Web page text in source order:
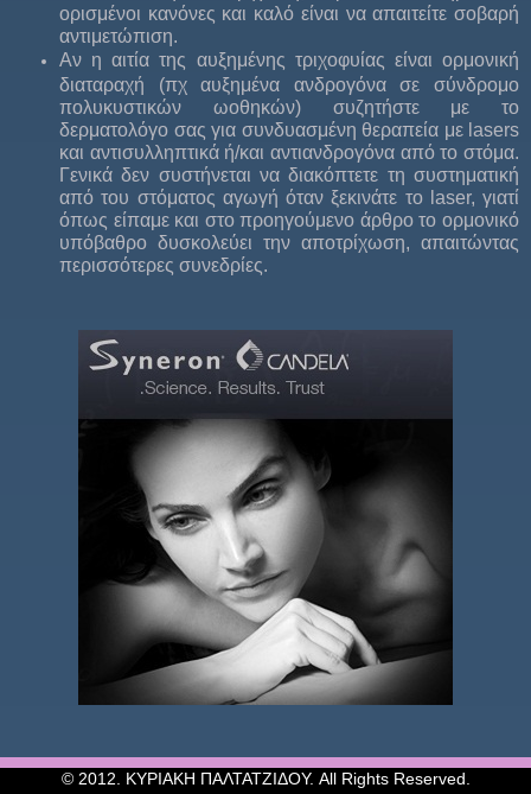
ορισμένοι κανόνες και καλό είναι να απαιτείτε σοβαρή
αντιμετώπιση.
Αν η αιτία της αυξημένης τριχοφυίας είναι ορμονική
διαταραχή (πχ αυξημένα ανδρογόνα σε σύνδρομο
πολυκυστικών ωοθηκών) συζητήστε με το
δερματολόγο σας για συνδυασμένη θεραπεία με lasers
και αντισυλληπτικά ή/και αντιανδρογόνα από το στόμα.
Γενικά δεν συστήνεται να διακόπτετε τη συστηματική
από του στόματος αγωγή όταν ξεκινάτε το laser, γιατί
όπως είπαμε και στο προηγούμενο άρθρο το ορμονικό
υπόβαθρο δυσκολεύει την αποτρίχωση, απαιτώντας
περισσότερες συνεδρίες.
© 2012. ΚΥΡΙΑΚΗ ΠΑΛΤΑΤΖΙΔΟΥ. All Rights Reserved.